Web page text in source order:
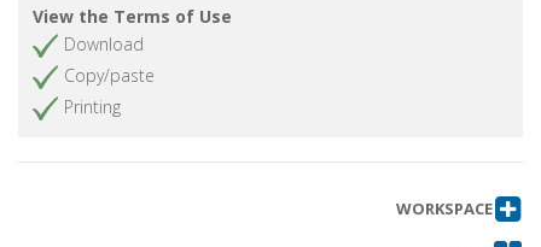
View the Terms of Use
Download
Copy/paste
Printing
WORKSPACE